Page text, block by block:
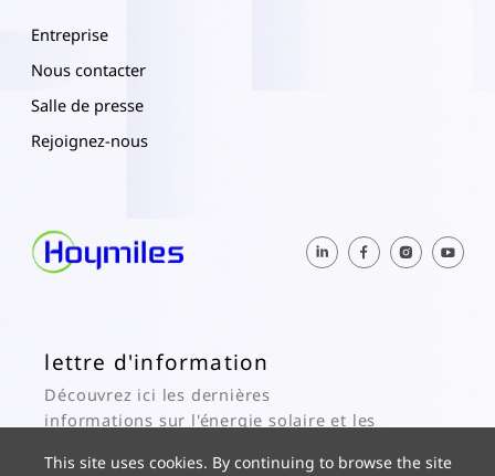
Entreprise
Nous contacter
Salle de presse
Rejoignez-nous
lettre d'information
Découvrez ici les dernières
informations sur l'énergie solaire et les
This site uses cookies. By continuing to browse the site